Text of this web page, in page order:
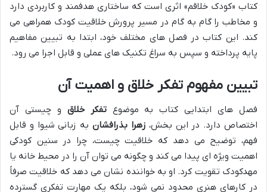
کتاب «کودک خلاقم» اثری است که ساختاری هدفمند و کاربردی دارد
و مخاطب را گام به گام در مسیر پرورش خلاقیت کودک همراهی می
کند. این کتاب در فصل های مختلف خود، ابتدا به تبیین مفاهیم
پایه پرداخته و سپس به سراغ تکنیک های عملی و قابل اجرا می رود.
تبیین مفهوم تفکر خلاق و اهمیت آن
فصل های ابتدایی کتاب به موضوعتفکر خلاق و چیستی آن
اختصاص دارد. در این بخش،زهرا بذرافشانبه زبانی شیوا و قابل
فهم، توضیح می دهد که خلاقیت چیست، چرا در سنین کودکی
اهمیت ویژه ای پیدا می کند و چگونه می توان آن را در محیط خانه یا
مهدکودک تقویت کرد. او به خواننده نشان می دهد که خلاقیت صرفاً
در کارهای هنری محدود نمی شود، بلکه یک مهارت تفکری گسترده